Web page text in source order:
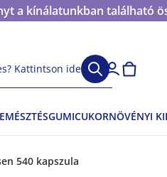
a kínálatunkban található
Kattintson ide
GUMICUKORNÖVÉNYI
540 kapszula